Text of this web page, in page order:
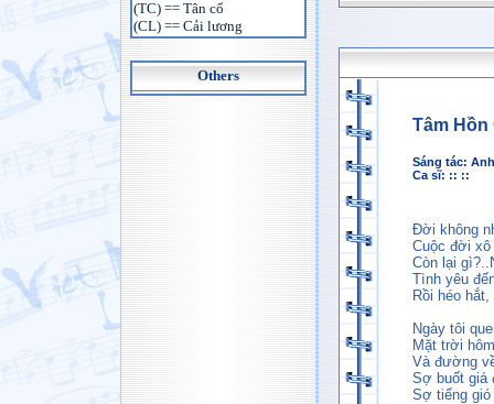
(TC) == Tân cổ
(CL) == Cải lương
Others
Tâm
Sáng tác:
Ca sĩ: :: ::
Đời không
Cuộc đời
Còn lại
Tình yêu
Rồi héo
Ngày tôi
Mặt trời
Và đường
Sợ buốt giá
Sợ tiếng